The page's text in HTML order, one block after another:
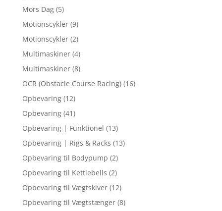
Mors Dag (5)
Motionscykler (9)
Motionscykler (2)
Multimaskiner (4)
Multimaskiner (8)
OCR (Obstacle Course Racing) (16)
Opbevaring (12)
Opbevaring (41)
Opbevaring | Funktionel (13)
Opbevaring | Rigs & Racks (13)
Opbevaring til Bodypump (2)
Opbevaring til Kettlebells (2)
Opbevaring til Vægtskiver (12)
Opbevaring til Vægtstænger (8)